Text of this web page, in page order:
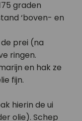
graden
‘boven- en
prei (na
ringen.
en hak ze
fijn.
hierin de ui
olie). Schep